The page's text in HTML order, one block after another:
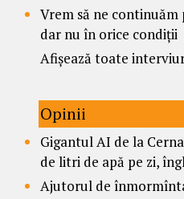
Vrem să ne
dar nu în orice condiții
Afișează toate
Opinii
Gigantul AI de la
de litri de apă pe zi,
Ajutorul de